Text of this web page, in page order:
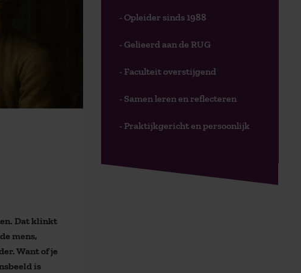
Dat klinkt
mens,
Want of je
is
- Opleider sinds 1988
- Gelieerd aan de RUG
- Faculteit overstijgend
- Samen leren en reflecteren
- Praktijkgericht en persoonlijk